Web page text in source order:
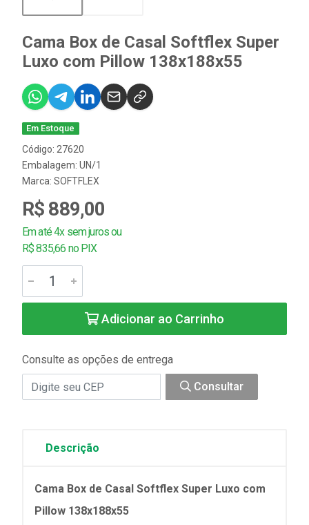
Cama Box de Casal Softflex Super
Luxo com Pillow 138x188x55
Em Estoque
Código: 27620
Embalagem: UN/1
Marca: SOFTFLEX
R$ 889,00
Em até 4x sem juros ou
R$ 835,66 no PIX
Adicionar ao Carrinho
Consulte as opções de entrega
Consultar
Descrição
Cama Box de Casal Softflex Super Luxo com
Pillow 138x188x55